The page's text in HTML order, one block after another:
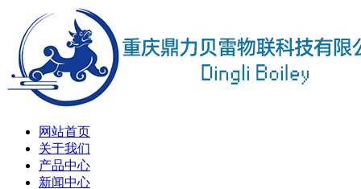
网站首页
关于我们
产品中心
新闻中心